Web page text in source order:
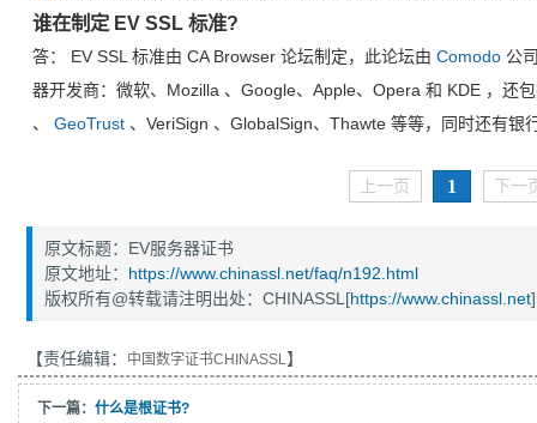
谁在制定 EV SSL 标准?
答： EV SSL 标准由 CA Browser 论坛制定，此论坛由Comodo 公
器开发商：微软、Mozilla 、Google、Apple、Opera 和 KDE ，还
、GeoTrust 、VeriSign 、GlobalSign、Thawte 等等，同时还有银
上一页 1 下一
原文标题：EV服务器证书
原文地址： https://www.chinassl.net/faq/n192.html
版权所有@转载请注明出处：CHINASSL[https://www.chinassl.net]
【责任编辑： 中国数字证书CHINASSL】
下一篇： 什么是根证书?